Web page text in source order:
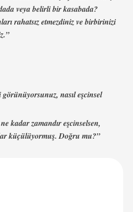
veya belirli bir kasabada?
rahatsız etmezdiniz ve birbirinizi
nasıl eşcinsel
kadar zamandır eşcinselsen,
küçülüyormuş. Doğru mu?”